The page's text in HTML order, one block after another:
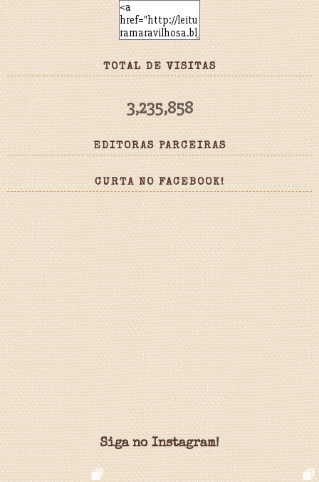
TOTAL DE VISITAS
3,235,858
EDITORAS PARCEIRAS
CURTA NO FACEBOOK!
Siga no Instagram!